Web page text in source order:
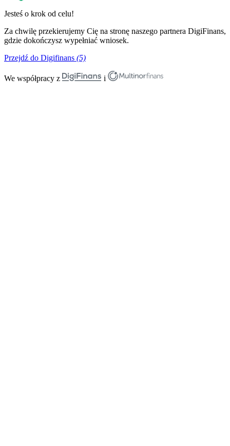
Jesteś o krok od celu!
Za chwilę przekierujemy Cię na stronę naszego partnera DigiFinans,
gdzie dokończysz wypełniać wniosek.
Przejdź do Digifinans (5)
We współpracy z i